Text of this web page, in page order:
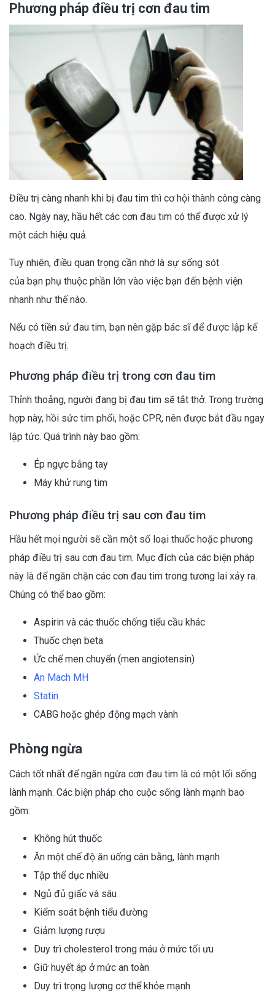
Phương pháp điều trị cơn đau tim
Điều trị càng nhanh khi bị đau tim thì cơ hội thành công càng
cao. Ngày nay, hầu hết các cơn đau tim có thể được xử lý
một cách hiệu quả.
Tuy nhiên, điều quan trọng cần nhớ là sự sống sót
của bạn phụ thuộc phần lớn vào việc bạn đến bệnh viện
nhanh như thế nào.
Nếu có tiền sử đau tim, bạn nên gặp bác sĩ để được lập kế
hoạch điều trị.
Phương pháp điều trị trong cơn đau tim
Thỉnh thoảng, người đang bị đau tim sẽ tắt thở. Trong trường
hợp này, hồi sức tim phổi, hoặc CPR, nên được bắt đầu ngay
lập tức. Quá trình này bao gồm:
Ép ngực bằng tay
Máy khử rung tim
Phương pháp điều trị sau cơn đau tim
Hầu hết mọi người sẽ cần một số loại thuốc hoặc phương
pháp điều trị sau cơn đau tim. Mục đích của các biện pháp
này là để ngăn chặn các cơn đau tim trong tương lai xảy ra.
Chúng có thể bao gồm:
Aspirin và các thuốc chống tiểu cầu khác
Thuốc chẹn beta
Ức chế men chuyển (men angiotensin)
An Mach MH
Statin
CABG hoặc ghép động mạch vành
Phòng ngừa
Cách tốt nhất để ngăn ngừa cơn đau tim là có một lối sống
lành mạnh. Các biện pháp cho cuộc sống lành mạnh bao
gồm:
Không hút thuốc
Ăn một chế độ ăn uống cân bằng, lành mạnh
Tập thể dục nhiều
Ngủ đủ giấc và sâu
Kiểm soát bệnh tiểu đường
Giảm lượng rượu
Duy trì cholesterol trong máu ở mức tối ưu
Giữ huyết áp ở mức an toàn
Duy trì trọng lượng cơ thể khỏe mạnh